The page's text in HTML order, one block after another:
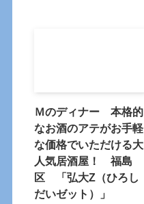
Ｍのディナー 本格的
なお酒のアテがお手軽
な価格でいただける大
人気居酒屋！ 福島
区 「弘大Z（ひろし
だいゼット）」